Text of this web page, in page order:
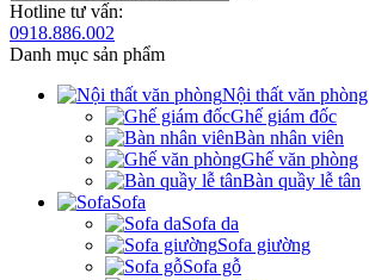
Hotline tư vấn:
0918.886.002
Danh mục sản phẩm
Nội thất văn phòng
Ghế giám đốc
Bàn nhân viên
Ghế văn phòng
Bàn quầy lễ tân
Sofa
Sofa da
Sofa giường
Sofa gỗ